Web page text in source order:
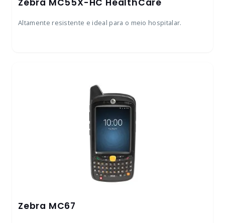
Zebra MC55X-HC HealthCare
Altamente resistente e ideal para o meio hospitalar.
Zebra MC67